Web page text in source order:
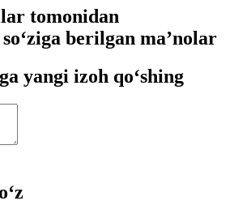
tomonidan
berilgan ma’nolar
yangi izoh qo‘shing